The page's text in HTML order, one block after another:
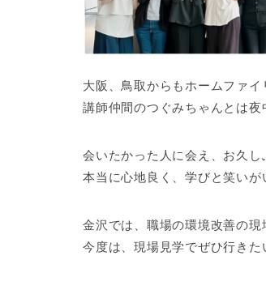
大阪、鳥取からもホームファイ
講師仲間のつぐみちゃんとは
会いたかった人に会え、お久
本当に心地良く、学びと笑い
金沢では、職場の環境改善の現
今度は、現場見学でぜひ行きた